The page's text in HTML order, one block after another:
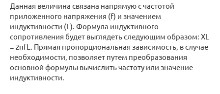
Данная величина связана напрямую с частотой
приложенного напряжения (f) и значением
индуктивности (L). Формула индуктивного
сопротивления будет выглядеть следующим образом: XL
= 2πfL. Прямая пропорциональная зависимость, в случае
необходимости, позволяет путем преобразования
основной формулы вычислить частоту или значение
индуктивности.